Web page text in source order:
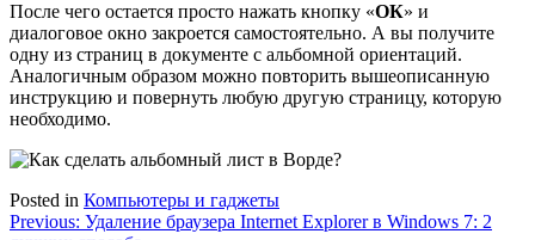
После чего остается просто нажать кнопку «ОК» и
диалоговое окно закроется самостоятельно. А вы получите
одну из страниц в документе с альбомной ориентаций.
Аналогичным образом можно повторить вышеописанную
инструкцию и повернуть любую другую страницу, которую
необходимо.
Posted in Компьютеры и гаджеты
Навигация
Previous: Удаление браузера Internet Explorer в Windows 7: 2